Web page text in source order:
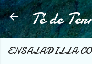
Ir al
Té de
ENSALADILLA